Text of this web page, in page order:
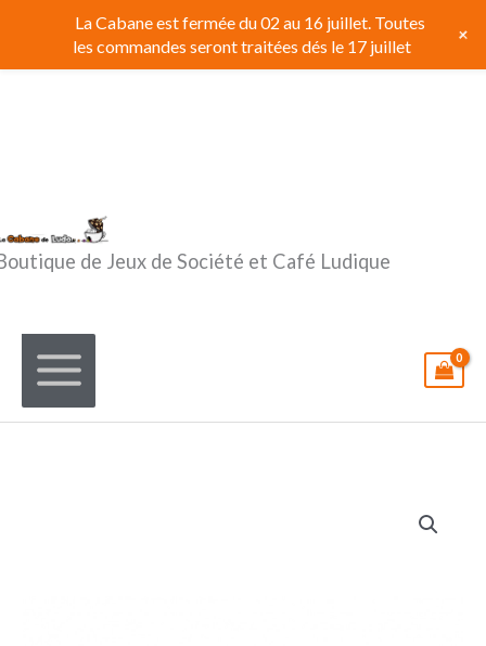
contenu
de Jeux de Société et Café Ludique
La Cabane est fermée du 02 au 16 juillet. Toutes
les commandes seront traitées dés le 17 juillet
+